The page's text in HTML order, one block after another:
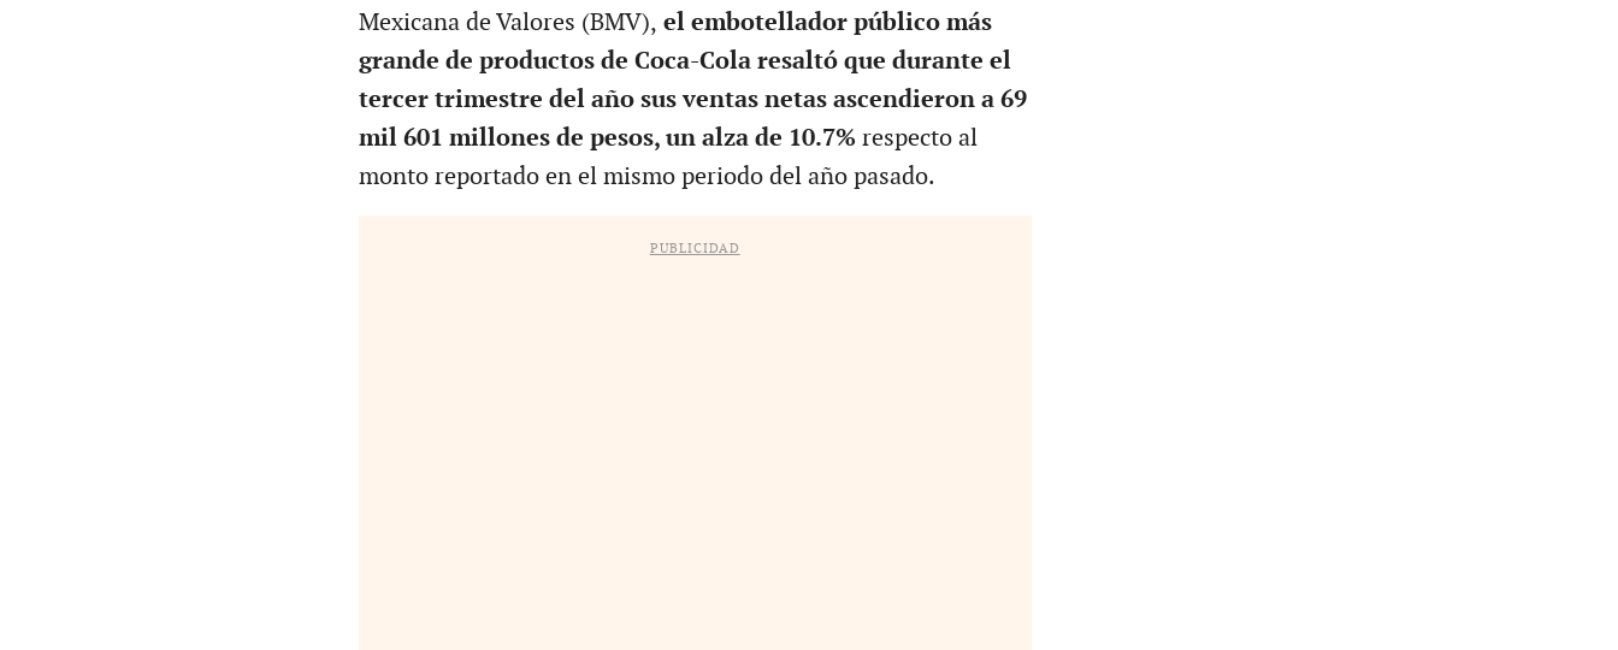
Mexicana de Valores (BMV), el embotellador público más
grande de productos de Coca-Cola resaltó que durante el
tercer trimestre del año sus ventas netas ascendieron a 69
mil 601 millones de pesos, un alza de 10.7% respecto al
monto reportado en el mismo periodo del año pasado.
PUBLICIDAD